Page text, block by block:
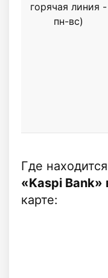
горячая линия -
пн-вс)
Где находится
«Kaspi Bank»
карте: